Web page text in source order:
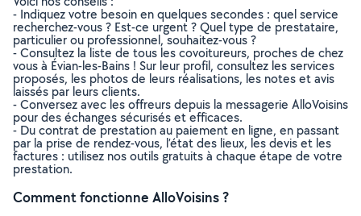
- Indiquez votre besoin en quelques secondes : quel service
recherchez-vous ? Est-ce urgent ? Quel type de prestataire,
particulier ou professionnel, souhaitez-vous ?
- Consultez la liste de tous les covoitureurs, proches de chez
vous à Évian-les-Bains ! Sur leur profil, consultez les services
proposés, les photos de leurs réalisations, les notes et avis
laissés par leurs clients.
- Conversez avec les offreurs depuis la messagerie AlloVoisins
pour des échanges sécurisés et efficaces.
- Du contrat de prestation au paiement en ligne, en passant
par la prise de rendez-vous, l’état des lieux, les devis et les
factures : utilisez nos outils gratuits à chaque étape de votre
prestation.
Comment fonctionne AlloVoisins ?